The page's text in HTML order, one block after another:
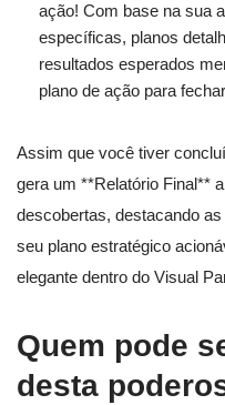
ação! Com base na sua
específicas, planos
resultados esperados
plano de ação para
Assim que você tiver
gera um **Relatório Final**
descobertas, destacando
seu plano estratégico
elegante dentro do Visual
Quem pode
desta